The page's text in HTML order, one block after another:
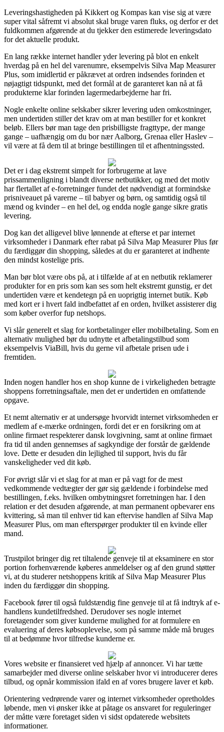
Leveringshastigheden på Kikkert og Kompas kan vise sig at være
super vital såfremt vi absolut skal bruge varen fluks, og derfor er det
fuldkommen afgørende at du tjekker den estimerede leveringsdato
for det aktuelle produkt.
En lang række internet handler yder levering på blot en enkelt
hverdag på en hel del varenumre, eksempelvis Silva Map Measurer
Plus, som imidlertid er påkrævet at ordren indsendes forinden et
nøjagtigt tidspunkt, med det formål at de garanteret kan nå at få
produkterne klar forinden lagermedarbejderne har fri.
Nogle enkelte online selskaber sikrer levering uden omkostninger,
men undertiden stiller det krav om at man bestiller for et konkret
beløb. Ellers bør man tage den prisbilligste fragttype, der mange
gange – uafhængig om du bor nær Aalborg, Grenaa eller Haslev –
vil være at få dem til at bringe bestillingen til et afhentningssted.
Det er i dag ekstremt simpelt for forbrugerne at lave
prissammenligning i blandt diverse netbutikker, og med det motiv
har flertallet af e-forretninger fundet det nødvendigt at formindske
prisniveauet på varerne – til babyer og børn, og samtidig også til
mænd og kvinder – en hel del, og endda nogle gange sikre gratis
levering.
Dog kan det alligevel blive lønnende at efterse et par internet
virksomheder i Danmark efter rabat på Silva Map Measurer Plus før
du færdiggør din shopping, således at du er garanteret at indhente
den mindst kostelige pris.
Man bør blot være obs på, at i tilfælde af at en netbutik reklamerer
produkter for en pris som kan ses som helt ekstremt gunstig, er det
undertiden være et kendetegn på en uoprigtig internet butik. Køb
med kort er i hvert fald indbefattet af en orden, hvilket assisterer dig
som køber overfor fup netshops.
Vi slår generelt et slag for kortbetalinger eller mobilbetaling. Som en
alternativ mulighed bør du udnytte et afbetalingstilbud som
eksempelvis ViaBill, hvis du gerne vil afbetale prisen ude i
fremtiden.
Inden nogen handler hos en shop kunne de i virkeligheden betragte
shoppens forretningsaftale, men det er undertiden en omfattende
opgave.
Et nemt alternativ er at undersøge hvorvidt internet virksomheden er
medlem af e-mærke ordningen, fordi det er en forsikring om at
online firmaet respekterer dansk lovgivning, samt at online firmaet
fra tid til anden gennemses af sagkyndige der forstår de gældende
love. Dette er desuden din lejlighed til support, hvis du får
vanskeligheder ved dit køb.
For øvrigt slår vi et slag for at man er på vagt for de mest
vedkommende vedtægter der gør sig gældende i forbindelse med
bestillingen, f.eks. hvilken ombytningsret forretningen har. I den
relation er det desuden afgørende, at man permanent opbevarer ens
kvittering, så man til enhver tid kan eftervise handlen af Silva Map
Measurer Plus, om man efterspørger produkter til en kvinde eller
mand.
Trustpilot bringer dig ret tiltalende genveje til at eksaminere en stor
portion forhenværende køberes anmeldelser og af den grund støtter
vi, at du studerer netshoppens kritik af Silva Map Measurer Plus
inden du færdiggør din shopping.
Facebook fører til også fuldstændig fine genveje til at få indtryk af e-
handlens kundetilfredshed. Derudover ses nogle internet
foretagender som giver kunderne mulighed for at formulere en
evaluering af deres købsoplevelse, som på samme måde må bruges
til at bedømme hvor tilfredse kunderne er.
Vores website er finansieret ved hjælp af annoncer. Vi har tætte
samarbejder med diverse online selskaber hvor vi introducerer deres
tilbud, og opnår kommission ifald en af vores brugere laver et køb.
Orientering vedrørende varer og internet virksomheder opretholdes
løbende, men vi ønsker ikke at påtage os ansvaret for reguleringer
der måtte være foretaget siden vi sidst opdaterede websitets
informationer.